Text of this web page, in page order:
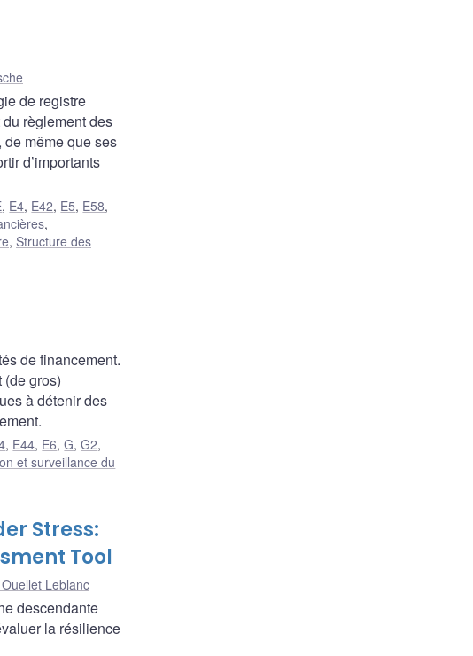
de registre
règlement des
même que ses
d’importants
, E4, E42, E5, E58,
,
, Structure des
de financement.
gros)
à détenir des
, E44, E6,G,G2,
et surveillance du
Stress:
Tool
Leblanc
descendante
la résilience